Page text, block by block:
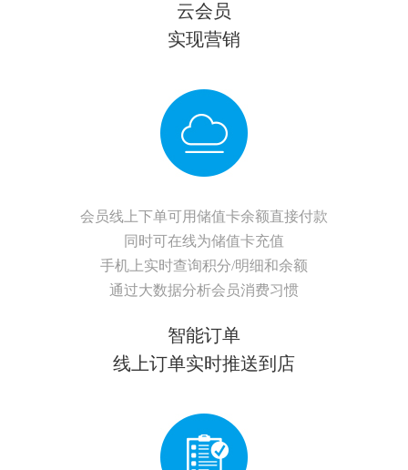
云会员
实现营销
会员线上下单可用储值卡余额直接付款
同时可在线为储值卡充值
手机上实时查询积分/明细和余额
通过大数据分析会员消费习惯
智能订单
线上订单实时推送到店